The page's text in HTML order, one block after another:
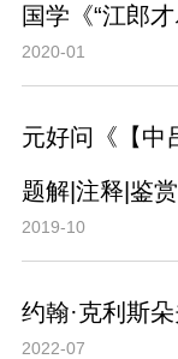
国学《“江郎
2020-01
元好问《【中
题解|注释|鉴赏
2019-10
约翰·克利斯
2022-07